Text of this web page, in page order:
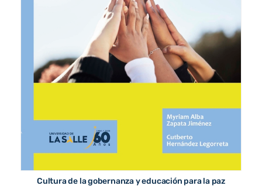
Cultura de la gobernanza y educación para la paz